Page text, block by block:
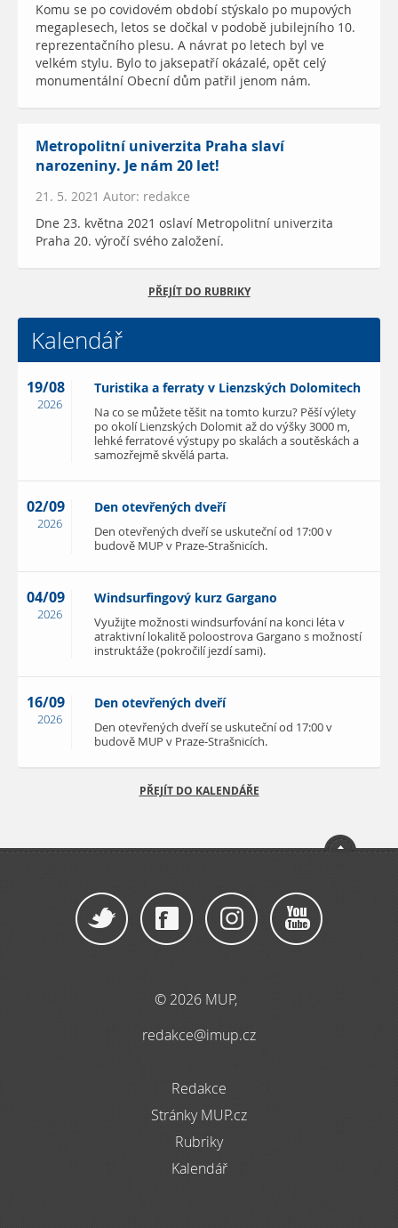
Komu se po covidovém období stýskalo po mupových
megaplesech, letos se dočkal v podobě jubilejního 10.
reprezentačního plesu. A návrat po letech byl ve
velkém stylu. Bylo to jaksepatří okázalé, opět celý
monumentální Obecní dům patřil jenom nám.
Metropolitní univerzita Praha slaví
narozeniny. Je nám 20 let!
21. 5. 2021 Autor: redakce
Dne 23. května 2021 oslaví Metropolitní univerzita
Praha 20. výročí svého založení.
PŘEJÍT DO RUBRIKY
Kalendář
19/08
2026
Turistika a ferraty v Lienzských Dolomitech
Na co se můžete těšit na tomto kurzu? Pěší výlety
po okolí Lienzských Dolomit až do výšky 3000 m,
lehké ferratové výstupy po skalách a soutěskách a
samozřejmě skvělá parta.
02/09
2026
Den otevřených dveří
Den otevřených dveří se uskuteční od 17:00 v
budově MUP v Praze-Strašnicích.
04/09
2026
Windsurfingový kurz Gargano
Využijte možnosti windsurfování na konci léta v
atraktivní lokalitě poloostrova Gargano s možností
instruktáže (pokročilí jezdí sami).
16/09
2026
Den otevřených dveří
Den otevřených dveří se uskuteční od 17:00 v
budově MUP v Praze-Strašnicích.
PŘEJÍT DO KALENDÁŘE
© 2026 MUP,
redakce@imup.cz
Redakce
Stránky MUP.cz
Rubriky
Kalendář